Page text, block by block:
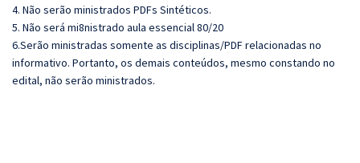
4. Não serão ministrados PDFs Sintéticos.
5. Não será mi8nistrado aula essencial 80/20
6.Serão ministradas somente as disciplinas/PDF relacionadas no
informativo. Portanto, os demais conteúdos, mesmo constando no
edital, não serão ministrados.